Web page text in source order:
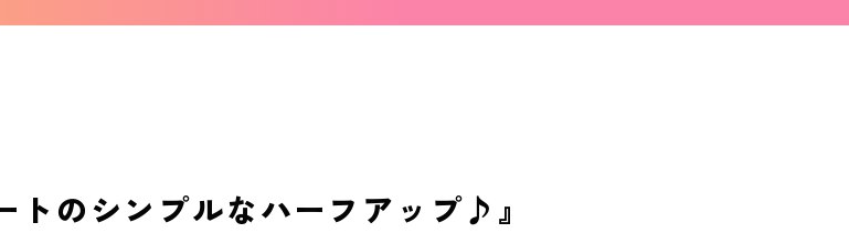
トのシンプルなハーフアップ♪』